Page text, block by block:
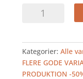
FINLAND
TILBUD
antal
Kategorier: Alle
FLERE GODE
PRODUKTION -